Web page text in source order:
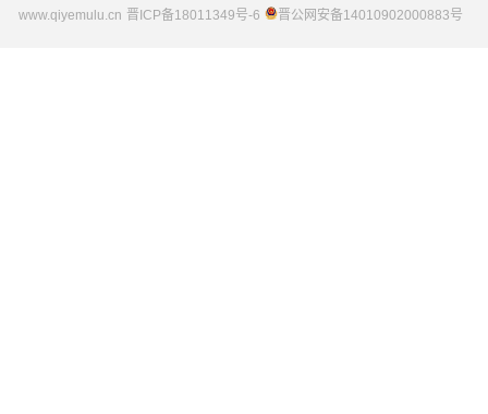
www.qiyemulu.cn 晋ICP备18011349号-6 晋公网安备14010902000883号